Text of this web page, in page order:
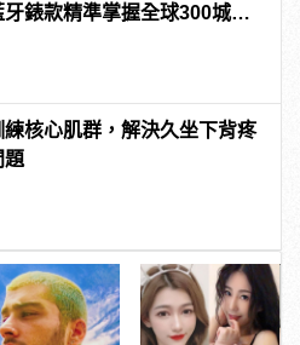
牙錶款精準掌握全球300城市
練核心肌群，解決久坐下背疼
題